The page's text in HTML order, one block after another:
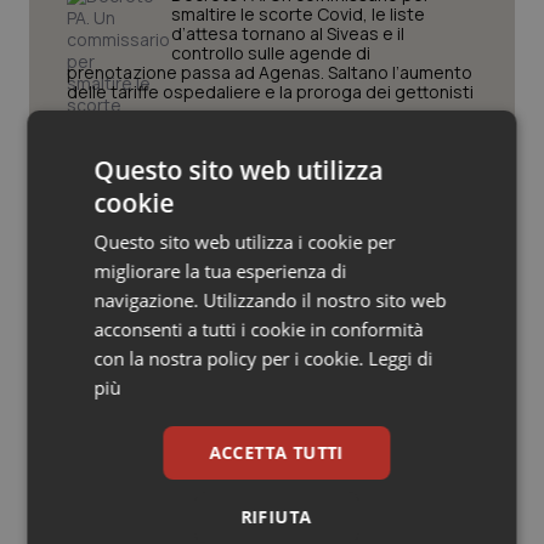
Veneto
Oncoematologia
Psoriasi & pelle
Quotidiano Cardiologia
Quotidiano Chirurgia
Quotidiano Oncologia
Quotidiano Pediatria
Rene & patologie urogenitali
smaltire le scorte Covid, le liste
d’attesa tornano al Siveas e il
controllo sulle agende di
prenotazione passa ad Agenas. Saltano l’aumento
delle tariffe ospedaliere e la proroga dei gettonisti
27.000 posti per Medicina, 3.000 in
più rispetto a scorso anno
Pnrr Salute. Missione 6 verso il
traguardo, in chiusura la
rendicontazione degli obiettivi per la
X e ultima rata
Questo sito web utilizza
cookie
Questo sito web utilizza i cookie per
migliorare la tua esperienza di
navigazione. Utilizzando il nostro sito web
acconsenti a tutti i cookie in conformità
con la nostra policy per i cookie. Leggi di
più
ACCETTA TUTTI
RIFIUTA